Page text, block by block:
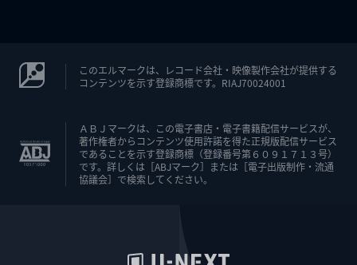
このエルマークは、レコード会社・映像製作会社が提供する
コンテンツを示す登録商標です。RIAJ70024001
ＡＢＪマークは、この電子書店・電子書籍配信サービスが、
著作権者からコンテンツ使用許諾を得た正規版配信サービス
であることを示す登録商標（登録番号第６０９１７１３号）
です。詳しくは［ABJマーク］または［電子出版制作・流通
協議会］で検索してください。